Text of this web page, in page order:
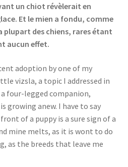
un chiot révèlerait en
Et le mien a fondu, comme
plupart des chiens, rares étant
aucun effet.
adoption by one of my
vizsla, a topic I addressed in
four-legged companion,
growing anew. I have to say
of a puppy is a sure sign of a
mine melts, as it is wont to do
as the breeds that leave me